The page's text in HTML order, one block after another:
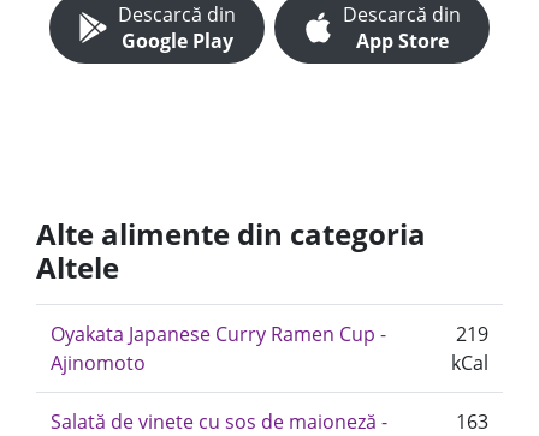
Descarcă din
Google Play
Descarcă din
App Store
Alte alimente din categoria
Altele
Oyakata Japanese Curry Ramen Cup -
Ajinomoto
219
kCal
Salată de vinete cu sos de maioneză -
163